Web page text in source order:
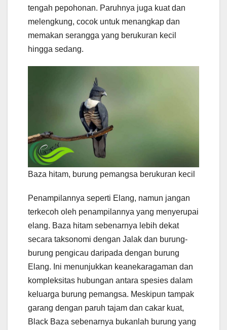
tengah pepohonan. Paruhnya juga kuat dan
melengkung, cocok untuk menangkap dan
memakan serangga yang berukuran kecil
hingga sedang.
Baza hitam, burung pemangsa berukuran kecil
Penampilannya seperti Elang, namun jangan
terkecoh oleh penampilannya yang menyerupai
elang. Baza hitam sebenarnya lebih dekat
secara taksonomi dengan Jalak dan burung-
burung pengicau daripada dengan burung
Elang. Ini menunjukkan keanekaragaman dan
kompleksitas hubungan antara spesies dalam
keluarga burung pemangsa. Meskipun tampak
garang dengan paruh tajam dan cakar kuat,
Black Baza sebenarnya bukanlah burung yang